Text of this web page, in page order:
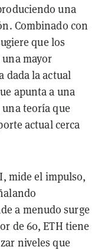
una
Combinado con
que los
mayor
dada la actual
apunta a una
teoría que
actual cerca
mide el impulso,
a menudo surge
de 60, ETH tiene
niveles que